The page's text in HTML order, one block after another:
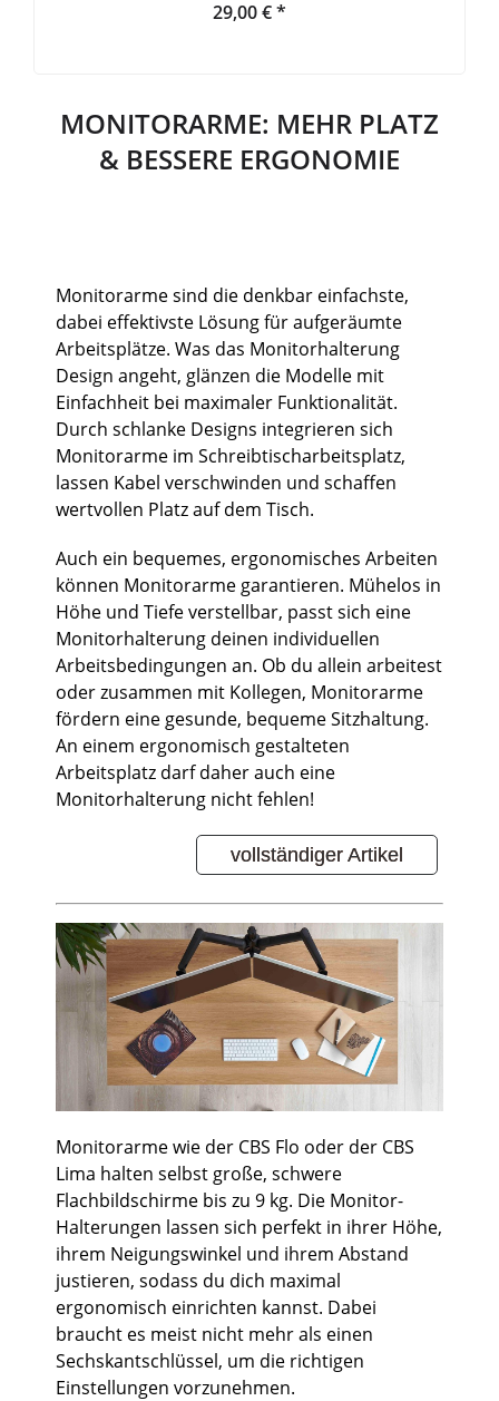
29,00 € *
MONITORARME: MEHR PLATZ
& BESSERE ERGONOMIE
Monitorarme sind die denkbar einfachste,
dabei effektivste Lösung für aufgeräumte
Arbeitsplätze. Was das Monitorhalterung
Design angeht, glänzen die Modelle mit
Einfachheit bei maximaler Funktionalität.
Durch schlanke Designs integrieren sich
Monitorarme im Schreibtischarbeitsplatz,
lassen Kabel verschwinden und schaffen
wertvollen Platz auf dem Tisch.
Auch ein bequemes, ergonomisches Arbeiten
können Monitorarme garantieren. Mühelos in
Höhe und Tiefe verstellbar, passt sich eine
Monitorhalterung deinen individuellen
Arbeitsbedingungen an. Ob du allein arbeitest
oder zusammen mit Kollegen, Monitorarme
fördern eine gesunde, bequeme Sitzhaltung.
An einem ergonomisch gestalteten
Arbeitsplatz darf daher auch eine
Monitorhalterung nicht fehlen!
vollständiger Artikel
Monitorarme wie der CBS Flo oder der CBS
Lima halten selbst große, schwere
Flachbildschirme bis zu 9 kg. Die Monitor-
Halterungen lassen sich perfekt in ihrer Höhe,
ihrem Neigungswinkel und ihrem Abstand
justieren, sodass du dich maximal
ergonomisch einrichten kannst. Dabei
braucht es meist nicht mehr als einen
Sechskantschlüssel, um die richtigen
Einstellungen vorzunehmen.